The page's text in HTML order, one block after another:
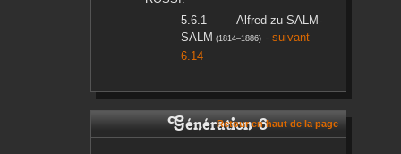
Alfred zu SALM-
SALM (1814–1886)- suivant
6.14
Génération 6Retour en haut de la page